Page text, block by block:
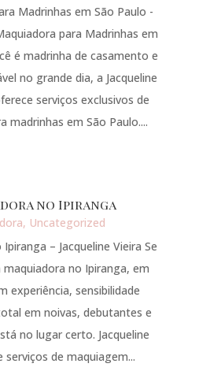
Madrinhas em São Paulo -
para Madrinhas em
é madrinha de casamento e
no grande dia, a Jacqueline
serviços exclusivos de
madrinhas em São Paulo....
no Ipiranga
, Uncategorized
– Jacqueline Vieira Se
maquiadora no Ipiranga, em
experiência, sensibilidade
em noivas, debutantes e
no lugar certo. Jacqueline
serviços de maquiagem...